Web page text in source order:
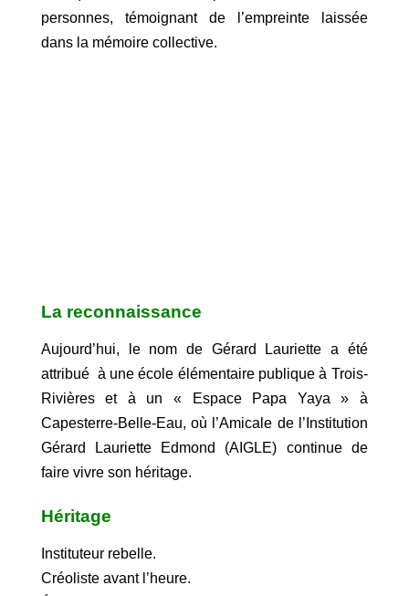
personnes, témoignant de l’empreinte laissée
dans la mémoire collective.
La reconnaissance
Aujourd’hui, le nom de Gérard Lauriette a été
attribué à une école élémentaire publique à Trois-
Rivières et à un « Espace Papa Yaya » à
Capesterre-Belle-Eau, où l’Amicale de l’Institution
Gérard Lauriette Edmond (AIGLE) continue de
faire vivre son héritage.
Héritage
Instituteur rebelle.
Créoliste avant l’heure.